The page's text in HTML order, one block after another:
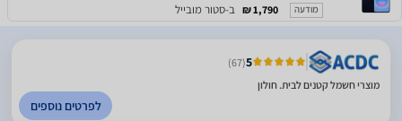
מודעה 1,790 ₪ ב-סטור מובייל
5
(67)
מוצרי חשמל קטנים לבית. חולון
לפרטים נוספים